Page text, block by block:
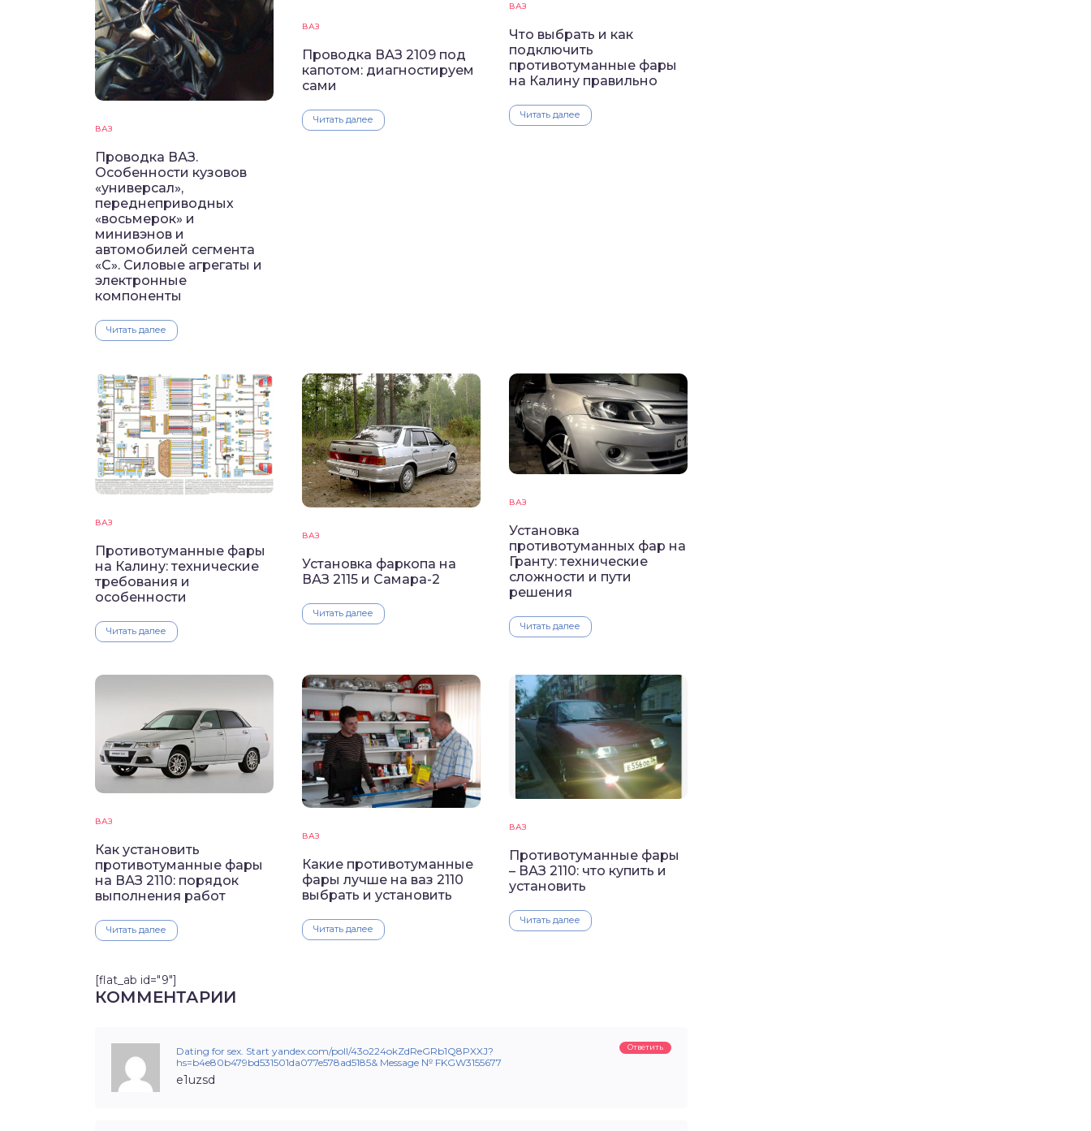
ВАЗ
Проводка ВАЗ.
Особенности кузовов
«универсал»,
переднеприводных
«восьмерок» и
минивэнов и
автомобилей сегмента
«C». Силовые агрегаты и
электронные
компоненты
Читать далее
ВАЗ
Проводка ВАЗ 2109 под
капотом: диагностируем
сами
Читать далее
ВАЗ
Что выбрать и как
подключить
противотуманные фары
на Калину правильно
Читать далее
ВАЗ
Противотуманные фары
на Калину: технические
требования и
особенности
Читать далее
ВАЗ
Установка фаркопа на
ВАЗ 2115 и Самара-2
Читать далее
ВАЗ
Установка
противотуманных фар на
Гранту: технические
сложности и пути
решения
Читать далее
ВАЗ
Как установить
противотуманные фары
на ВАЗ 2110: порядок
выполнения работ
Читать далее
ВАЗ
Какие противотуманные
фары лучше на ваз 2110
выбрать и установить
Читать далее
ВАЗ
Противотуманные фары
– ВАЗ 2110: что купить и
установить
Читать далее
[flat_ab id="9"]
КОММЕНТАРИИ
Dating for sex. Start yandex.com/poll/43o224okZdReGRb1Q8PXXJ?
hs=b4e80b479bd531501da077e578ad5185& Message № FKGW3155677
Ответить
e1uzsd